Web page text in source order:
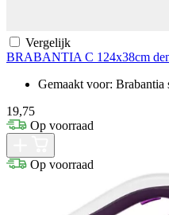
Vergelijk
BRABANTIA C 124x38cm
Gemaakt voor:
19,75
Op voorraad
Op voorraad